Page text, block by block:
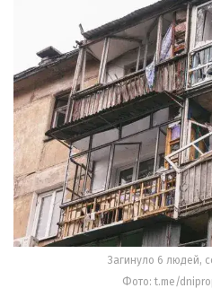
Загинуло 6 людей,
Фото: t.me/